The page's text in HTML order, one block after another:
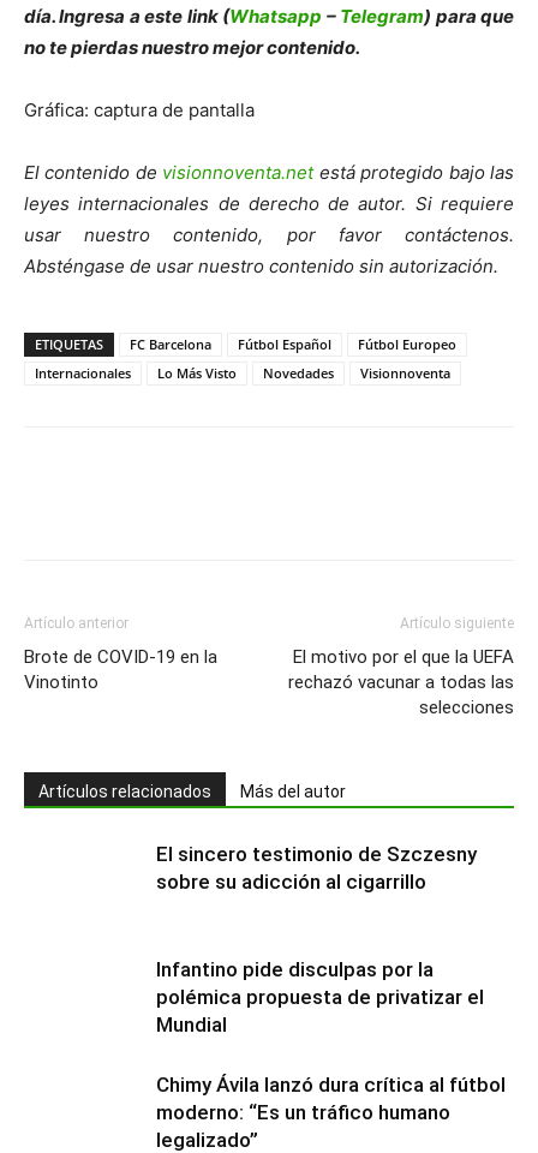
día. Ingresa a este link (Whatsapp – Telegram) para que
no te pierdas nuestro mejor contenido.
Gráfica: captura de pantalla
El contenido de visionnoventa.netestá protegido bajo las
leyes internacionales de derecho de autor. Si requiere
usar nuestro contenido, por favor contáctenos.
Absténgase de usar nuestro contenido sin autorización.
ETIQUETAS FC Barcelona Fútbol Español
Fútbol Europeo
Internacionales
Lo Más Visto Novedades Visionnoventa
Artículo anterior
Brote de COVID-19 en la
Vinotinto
Artículo siguiente
El motivo por el que la UEFA
rechazó vacunar a todas las
selecciones
Artículos relacionados Más del autor
El sincero testimonio de Szczesny
sobre su adicción al cigarrillo
Infantino pide disculpas por la
polémica propuesta de privatizar el
Mundial
Chimy Ávila lanzó dura crítica al fútbol
moderno: “Es un tráfico humano
legalizado”